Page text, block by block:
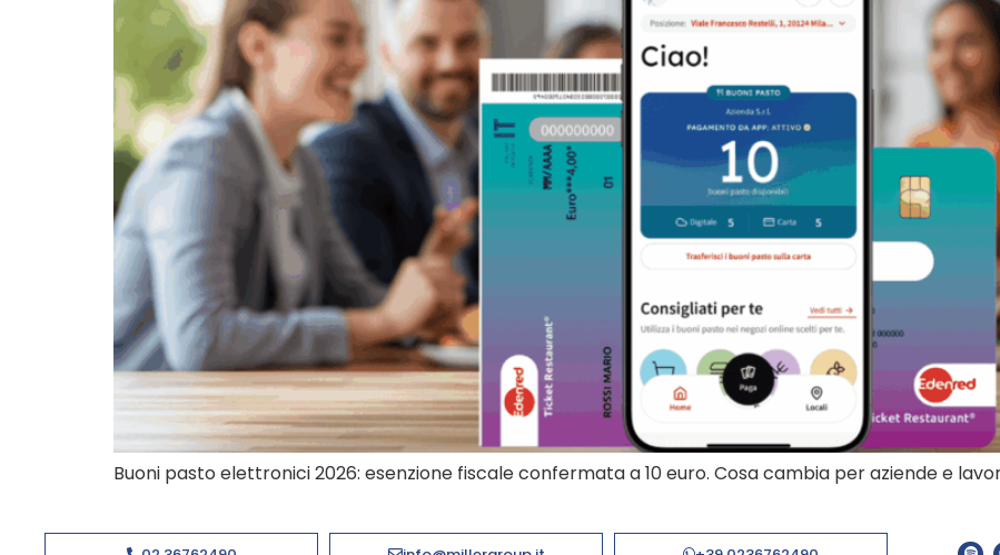
Buoni pasto elettronici 2026: esenzione fiscale confermata a 10 euro. Cosa cambia per aziende e